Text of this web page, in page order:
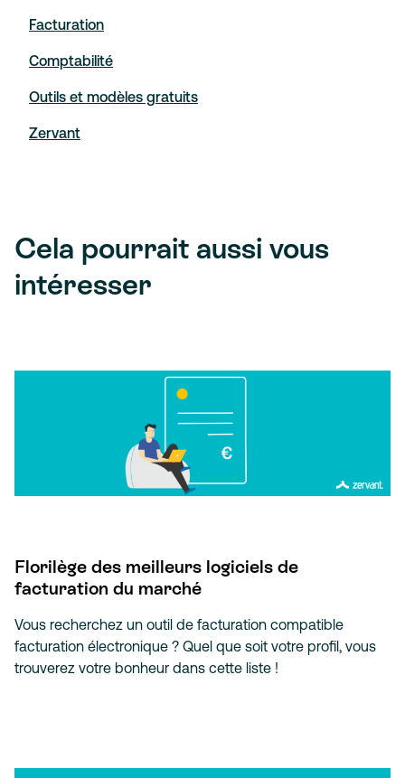
Facturation
Comptabilité
Outils et modèles gratuits
Zervant
Cela pourrait aussi vous
intéresser
Florilège des meilleurs logiciels de
facturation du marché
Vous recherchez un outil de facturation compatible
facturation électronique ? Quel que soit votre profil, vous
trouverez votre bonheur dans cette liste !